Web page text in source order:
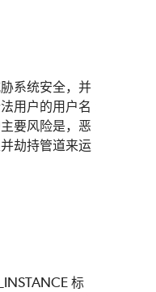
系统安全，并
用户的用户名
要风险是，恶
劫持管道来运
标